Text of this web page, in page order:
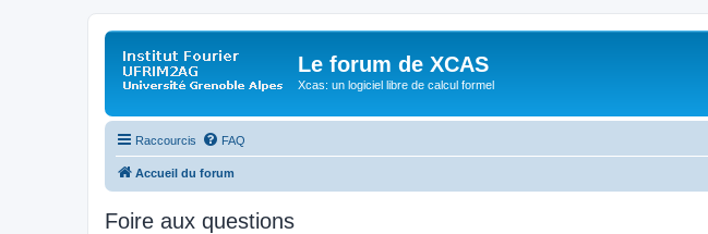
Le forum de XCAS
Xcas: un logiciel libre de calcul formel
Raccourcis FAQ
Accueil du forum
Foire aux questions